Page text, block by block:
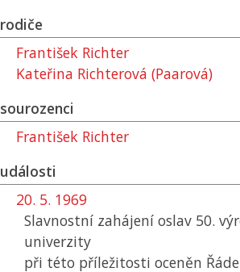
rodiče
František Richter
Kateřina Richterová (Paarová)
sourozenci
František Richter
události
20. 5. 1969
Slavnostní zahájení oslav 50.
univerzity
při této příležitosti oceněn